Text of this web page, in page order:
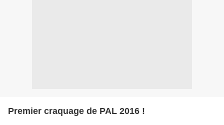
Premier craquage de PAL 2016 !